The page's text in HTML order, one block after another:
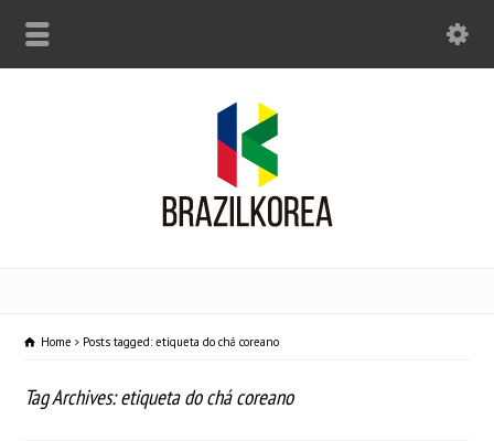
Home Posts tagged: etiqueta do chá coreano
Tag Archives: etiqueta do chá coreano